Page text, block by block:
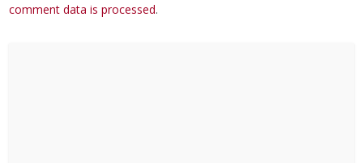
comment data is processed.